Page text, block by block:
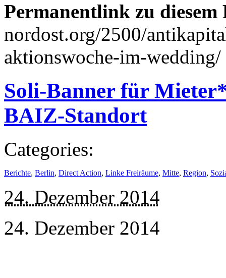
Permanentlink zu
nordost.org/2500/
aktionswoche-im-wedding/
Soli-Banner für
BAIZ-Standort
Categories:
Berichte, Berlin, Direct Action, Linke Freiräume, Mitte, Region,
24. Dezember 2014
24. Dezember 2014